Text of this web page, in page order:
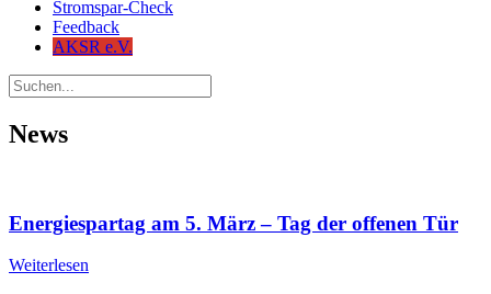
Stromspar-Check
Feedback
AKSR e.V.
News
Energiespartag am 5. März – Tag der offenen Tür
Weiterlesen